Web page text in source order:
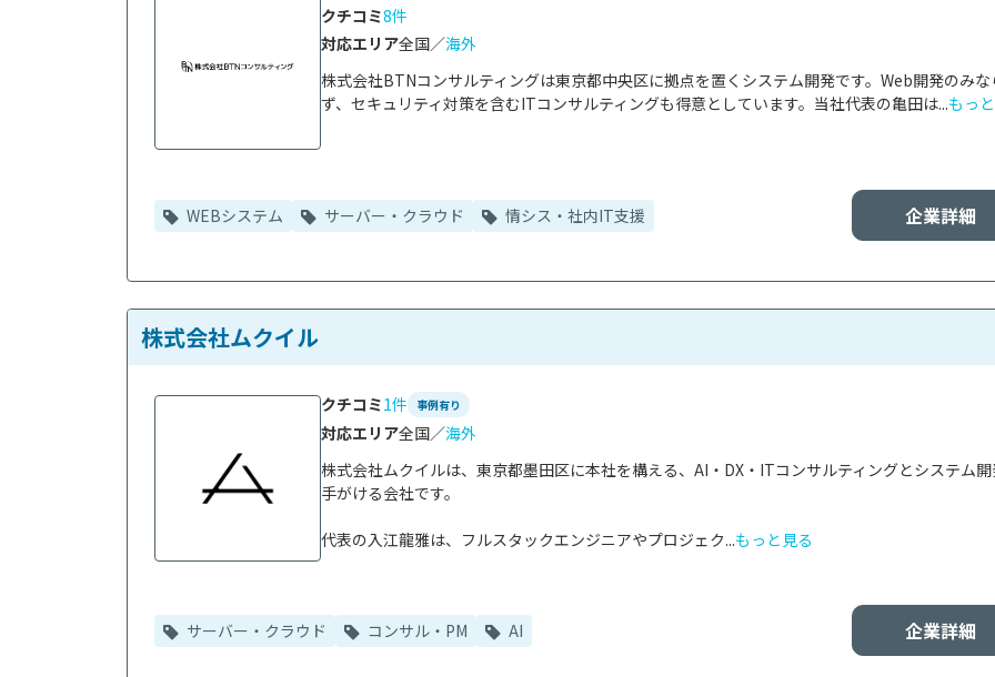
株式会社BTNコンサルティングは東京都中央区に拠点を置くシステム開発です。Web開発のみな
ず、セキュリティ対策を含むITコンサルティングも得意としています。当社代表の亀田は...もっ
クチコミ8件
対応エリア全国／海外
企業詳細
WEBシステム サーバー・クラウド 情シス・社内IT支援
株式会社ムクイル
株式会社ムクイルは、東京都墨田区に本社を構える、AI・DX・ITコンサルティングとシステム
手がける会社です。
代表の入江龍雅は、フルスタックエンジニアやプロジェク...もっと見る
クチコミ1件 事例有り
対応エリア全国／海外
企業詳細
サーバー・クラウド コンサル・PM AI